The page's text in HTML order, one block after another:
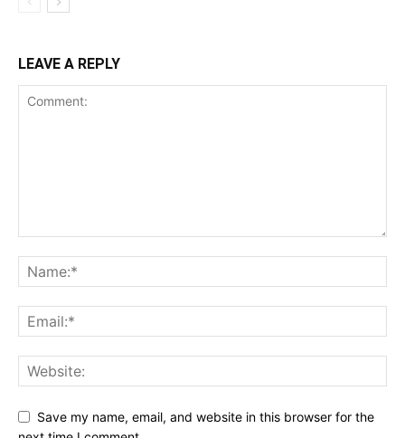
LEAVE A REPLY
Save my name, email, and website in this browser for the